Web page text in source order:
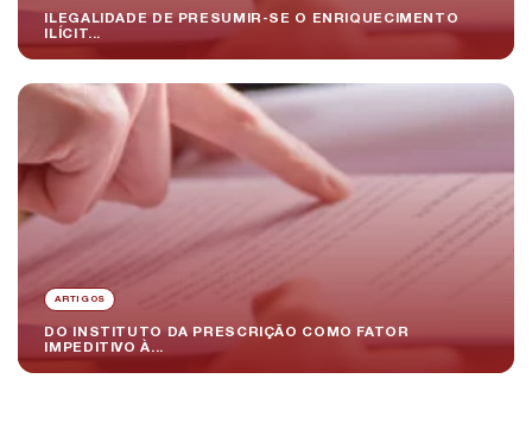
ILEGALIDADE DE PRESUMIR-SE O ENRIQUECIMENTO
ILÍCIT...
ARTIGOS
DO INSTITUTO DA PRESCRIÇÃO COMO FATOR
IMPEDITIVO À...